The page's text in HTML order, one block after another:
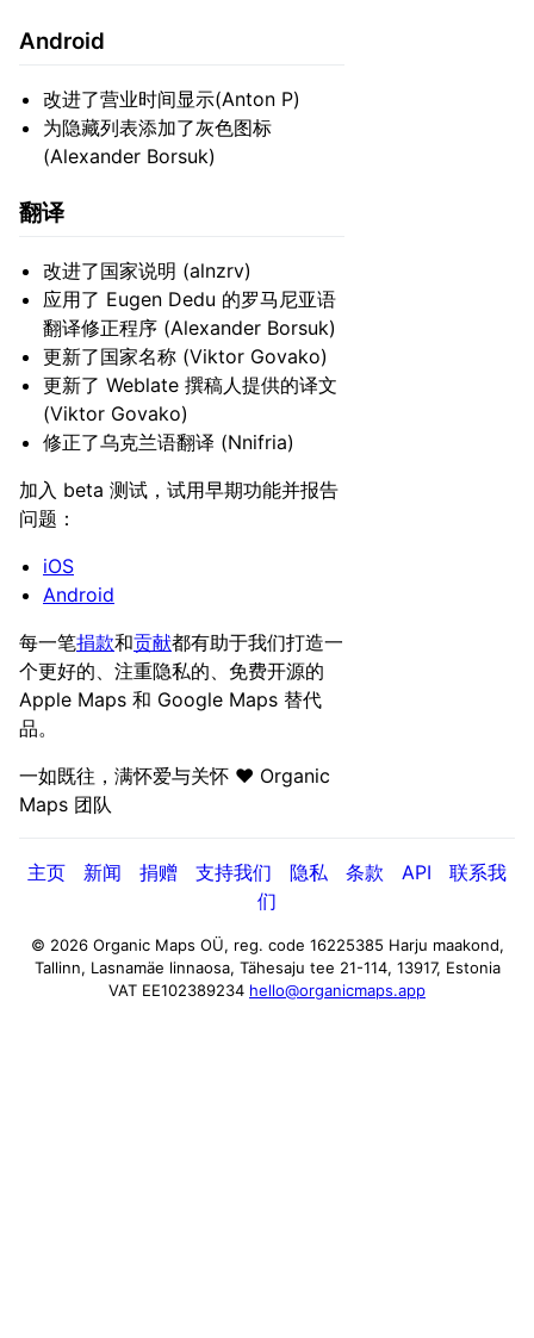
Android
改进了营业时间显示(Anton P)
为隐藏列表添加了灰色图标
(Alexander Borsuk)
翻译
改进了国家说明 (alnzrv)
应用了 Eugen Dedu 的罗马尼亚语
翻译修正程序 (Alexander Borsuk)
更新了国家名称 (Viktor Govako)
更新了 Weblate 撰稿人提供的译文
(Viktor Govako)
修正了乌克兰语翻译 (Nnifria)
加入 beta 测试，试用早期功能并报告
问题：
iOS
Android
每一笔捐款和贡献都有助于我们打造一
个更好的、注重隐私的、免费开源的
Apple Maps 和 Google Maps 替代
品。
一如既往，满怀爱与关怀 ❤️ Organic
Maps 团队
主页 新闻 捐赠 支持我们 隐私 条款 API
联系我
们
© 2026 Organic Maps OÜ, reg. code 16225385 Harju maakond,
Tallinn, Lasnamäe linnaosa, Tähesaju tee 21-114, 13917, Estonia
VAT EE102389234 hello@organicmaps.app